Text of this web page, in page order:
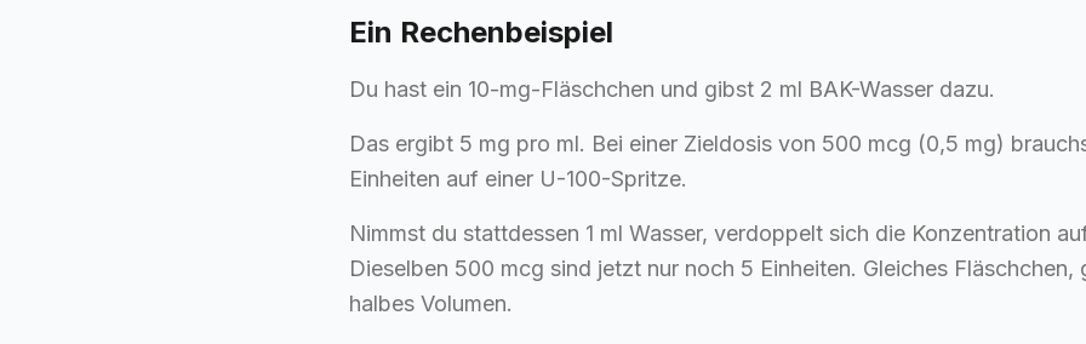
Ein Rechenbeispiel
Du hast ein 10-mg-Fläschchen und gibst 2 ml BAK-Wasser dazu.
Das ergibt 5 mg pro ml. Bei einer Zieldosis von 500 mcg (0,5 mg)
Einheiten auf einer U-100-Spritze.
Nimmst du stattdessen 1 ml Wasser, verdoppelt sich die Konzentration
Dieselben 500 mcg sind jetzt nur noch 5 Einheiten. Gleiches Fläschchen,
halbes Volumen.